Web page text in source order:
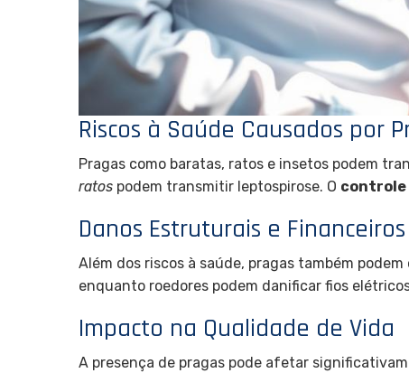
Riscos à Saúde Causados por
Pragas como baratas, ratos e insetos podem
ratos podem transmitir leptospirose. O controle
Danos Estruturais e Financeiros
Além dos riscos à saúde, pragas também
enquanto roedores podem danificar fios
Impacto na Qualidade de Vida
A presença de pragas pode afetar